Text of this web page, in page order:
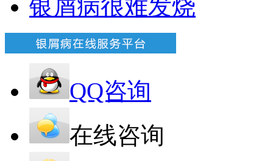
银屑病很难发烧
QQ咨询
在线咨询